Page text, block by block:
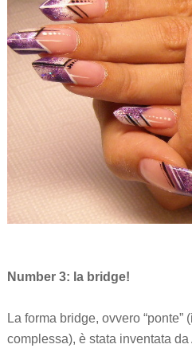
Number 3: la bridge!
La forma bridge, ovvero “ponte”
complessa), è stata inventata